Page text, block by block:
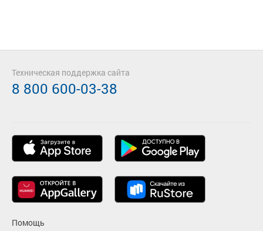
Помощь
Техническая поддержка сайта
8 800 600-03-38